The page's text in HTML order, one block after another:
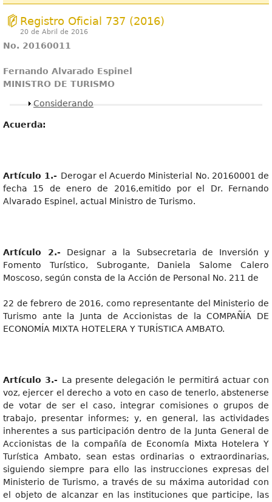
Registro Oficial 737 (2016)
20 de Abril de 2016
No. 2016001 1
Fernando Alvarado Espinel
MINISTRO DE TURISMO
Mostrar
Considerando
Acuerda:
Artícul o 1.- Derogar el Acuerdo Ministerial No. 20160001 de
fecha 15 de enero de 2016,emitido por el Dr. Fernando
Alvarado Espinel, actual Ministro de Turismo.
Artícul o 2.- Designar a la Subsecretaria de Inversión y
Fomento Turístico, Subrogante, Daniela Salome Calero
Moscoso, según consta de la Acción de Personal No. 211 de
22 de febrero de 2016, como representante del Ministerio de
Turismo ante la Junta de Accionistas de la COMPAÑÍA DE
ECONOMÍA MIXTA HOTELERA Y TURÍSTICA AMBATO.
Artícul o 3.- La presente delegación le permitirá actuar con
voz, ejercer el derecho a voto en caso de tenerlo, abstenerse
de votar de ser el caso, integrar comisiones o grupos de
trabajo, presentar informes; y, en general, las actividades
inherentes a sus participación dentro de la Junta General de
Accionistas de la compañía de Economía Mixta Hotelera Y
Turística Ambato, sean estas ordinarias o extraordinarias,
siguiendo siempre para ello las instrucciones expresas del
Ministerio de Turismo, a través de su máxima autoridad con
el objeto de alcanzar en las instituciones que participe, las